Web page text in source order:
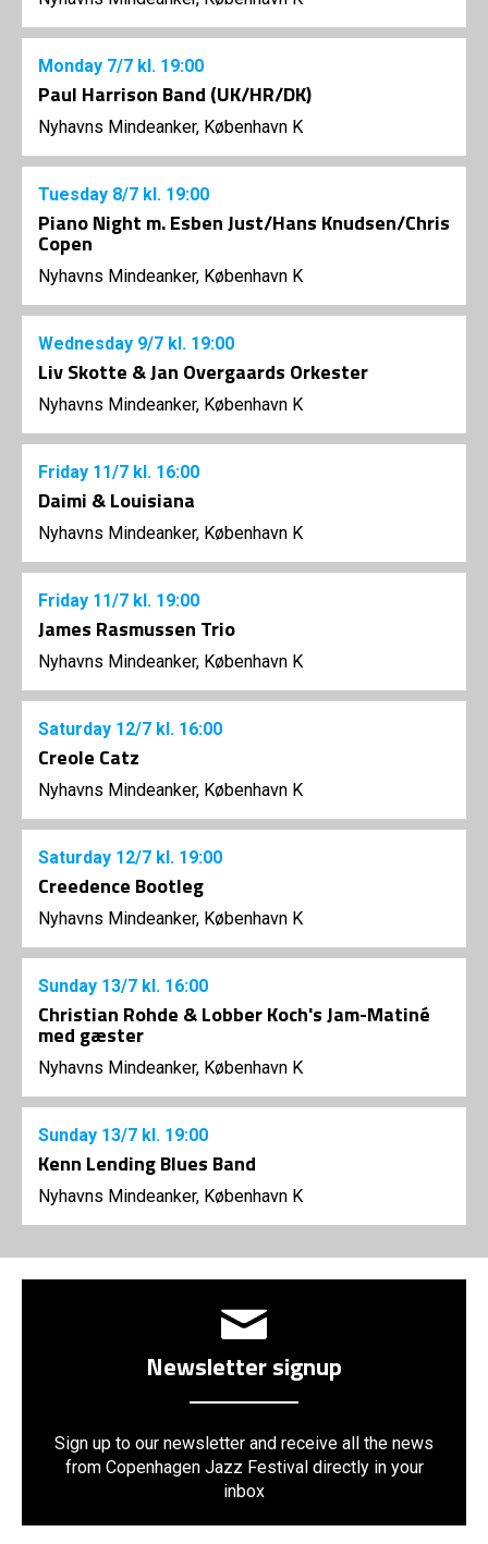
Monday 7/7 kl. 19:00
Paul Harrison Band (UK/HR/DK)
Nyhavns Mindeanker, København K
Tuesday 8/7 kl. 19:00
Piano Night m. Esben Just/Hans Knudsen/Chris
Copen
Nyhavns Mindeanker, København K
Wednesday 9/7 kl. 19:00
Liv Skotte & Jan Overgaards Orkester
Nyhavns Mindeanker, København K
Friday 11/7 kl. 16:00
Daimi & Louisiana
Nyhavns Mindeanker, København K
Friday 11/7 kl. 19:00
James Rasmussen Trio
Nyhavns Mindeanker, København K
Saturday 12/7 kl. 16:00
Creole Catz
Nyhavns Mindeanker, København K
Saturday 12/7 kl. 19:00
Creedence Bootleg
Nyhavns Mindeanker, København K
Sunday 13/7 kl. 16:00
Christian Rohde & Lobber Koch's Jam-Matiné
med gæster
Nyhavns Mindeanker, København K
Sunday 13/7 kl. 19:00
Kenn Lending Blues Band
Nyhavns Mindeanker, København K
Newsletter signup
Sign up to our newsletter and receive all the news
from Copenhagen Jazz Festival directly in your
inbox